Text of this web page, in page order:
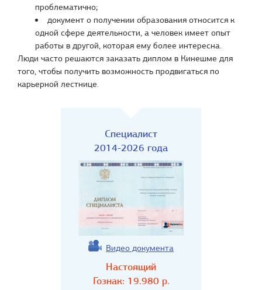
проблематично;
документ о получении образования относится к
одной сфере деятельности, а человек имеет опыт
работы в другой, которая ему более интересна.
Люди часто решаются заказать диплом в Кинешме для
того, чтобы получить возможность продвигаться по
карьерной лестнице.
Специалист
2014-2026 года
Видео документа
Настоящий
Гознак: 19.980р.